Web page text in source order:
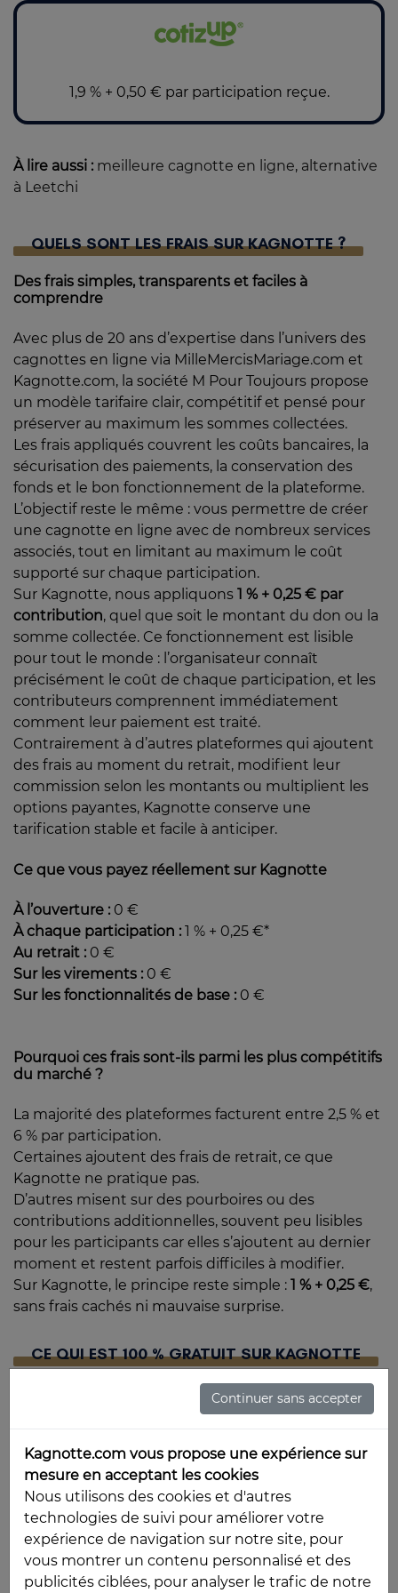
1,9 % + 0,50 € par participation reçue.
À lire aussi : meilleure cagnotte en ligne, alternative
à Leetchi
QUELS SONT LES FRAIS SUR KAGNOTTE ?
Des frais simples, transparents et faciles à
comprendre
Avec plus de 20 ans d’expertise dans l’univers des
cagnottes en ligne via MilleMercisMariage.com et
Kagnotte.com, la société M Pour Toujours propose
un modèle tarifaire clair, compétitif et pensé pour
préserver au maximum les sommes collectées.
Les frais appliqués couvrent les coûts bancaires, la
sécurisation des paiements, la conservation des
fonds et le bon fonctionnement de la plateforme.
L’objectif reste le même : vous permettre de créer
une cagnotte en ligne avec de nombreux services
associés, tout en limitant au maximum le coût
supporté sur chaque participation.
Sur Kagnotte, nous appliquons 1 % + 0,25 € par
contribution, quel que soit le montant du don ou la
somme collectée. Ce fonctionnement est lisible
pour tout le monde : l’organisateur connaît
précisément le coût de chaque participation, et les
contributeurs comprennent immédiatement
comment leur paiement est traité.
Contrairement à d’autres plateformes qui ajoutent
des frais au moment du retrait, modifient leur
commission selon les montants ou multiplient les
options payantes, Kagnotte conserve une
tarification stable et facile à anticiper.
Ce que vous payez réellement sur Kagnotte
À l’ouverture : 0 €
À chaque participation : 1 % + 0,25 €*
Au retrait : 0 €
Sur les virements : 0 €
Sur les fonctionnalités de base : 0 €
Pourquoi ces frais sont-ils parmi les plus compétitifs
du marché ?
La majorité des plateformes facturent entre 2,5 % et
6 % par participation.
Certaines ajoutent des frais de retrait, ce que
Kagnotte ne pratique pas.
D’autres misent sur des pourboires ou des
contributions additionnelles, souvent peu lisibles
pour les participants car elles s’ajoutent au dernier
moment et restent parfois difficiles à modifier.
Sur Kagnotte, le principe reste simple : 1 % + 0,25 €,
sans frais cachés ni mauvaise surprise.
CE QUI EST 100 % GRATUIT SUR KAGNOTTE
L’un des grands avantages de Kagnotte, c'est que
l’organisateur ne paie ni abonnement, ni frais de
appliqués aux participations.
Voici ce qui reste gratuit du début à la fin :
✔️ Création de la cagnotte
✔️ Personnalisation de la page (thème, photo,
description)
✔️ Gestion de la cagnotte
Continuer sans accepter
Kagnotte.com vous propose une expérience sur
mesure en acceptant les cookies
Nous utilisons des cookies et d'autres
technologies de suivi pour améliorer votre
expérience de navigation sur notre site, pour
vous montrer un contenu personnalisé et des
publicités ciblées, pour analyser le trafic de notre